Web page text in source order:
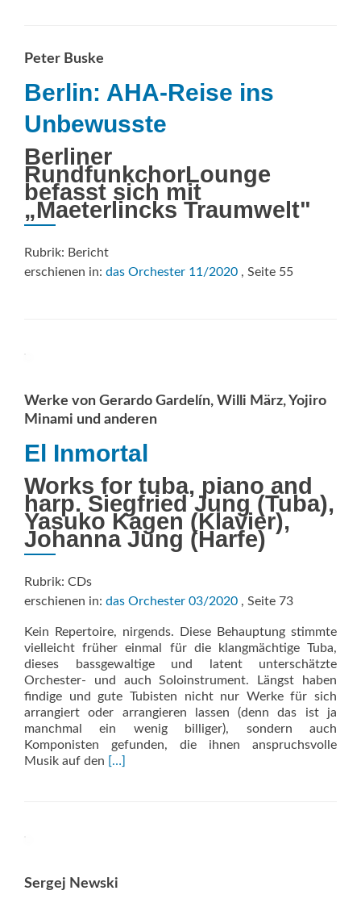
Peter Buske
Berlin: AHA-Reise ins
Unbewusste
Berliner
RundfunkchorLounge
befasst sich mit
„Maeterlincks Traumwelt"
Rubrik: Bericht
erschienen in: das Orchester 11/2020 , Seite 55
Werke von Gerardo Gardelín, Willi März, Yojiro
Minami und anderen
El Inmortal
Works for tuba, piano and
harp. Siegfried Jung (Tuba),
Yasuko Kagen (Klavier),
Johanna Jung (Harfe)
Rubrik: CDs
erschienen in: das Orchester 03/2020 , Seite 73
Kein Repertoire, nirgends. Diese Behauptung stimmte
vielleicht früher einmal für die klangmächtige Tuba,
dieses bassgewaltige und latent unterschätzte
Orchester- und auch Soloinstrument. Längst haben
findige und gute Tubisten nicht nur Werke für sich
arrangiert oder arrangieren lassen (denn das ist ja
manchmal ein wenig billiger), sondern auch
Komponisten gefunden, die ihnen anspruchsvolle
Musik auf den Read
[…]
Sergej Newski